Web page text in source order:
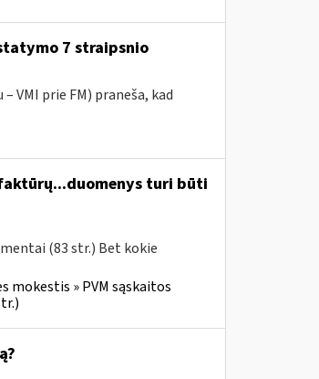
7 straipsnio
VMI prie FM) praneša, kad
turi būti
(83 str.) Bet kokie
mokestis » PVM sąskaitos